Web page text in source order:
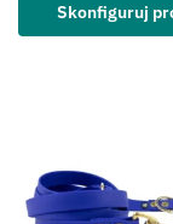
Skonfiguruj